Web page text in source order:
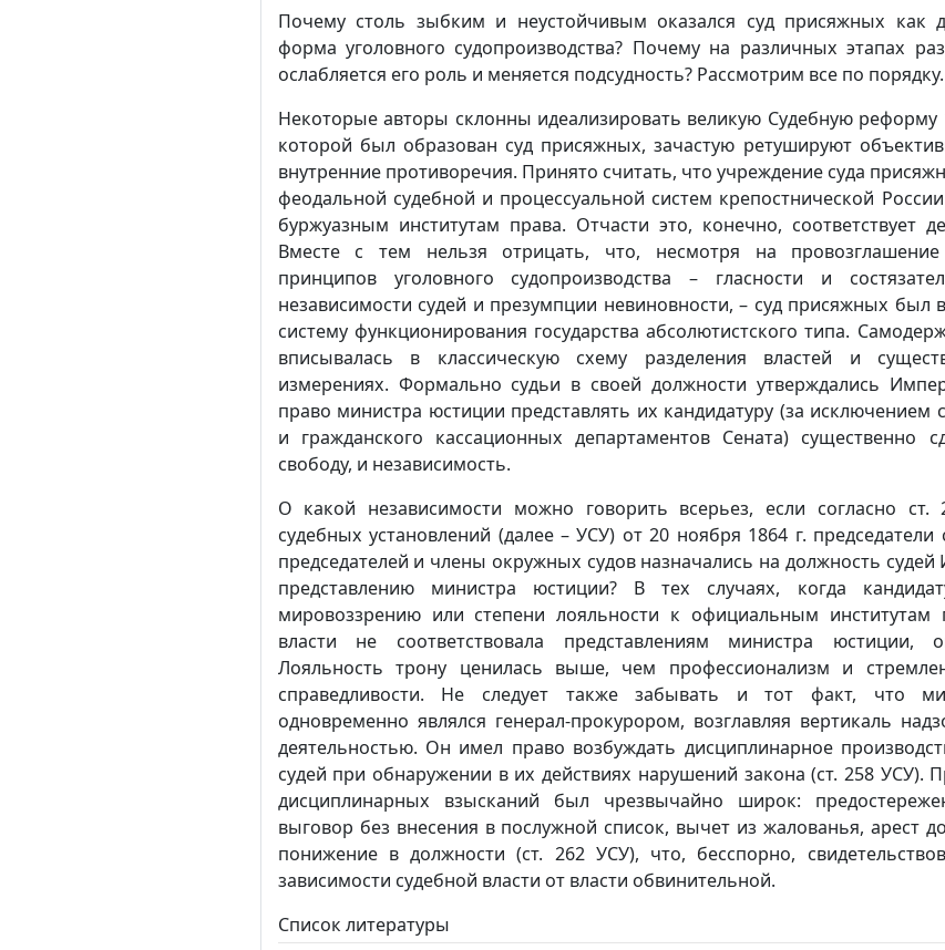
Почему столь зыбким и неустойчивым оказался суд присяжных как
форма уголовного судопроизводства? Почему на различных этапах
ослабляется его роль и меняется подсудность? Рассмотрим все по порядку.
Некоторые авторы склонны идеализировать великую Судебную реформу
которой был образован суд присяжных, зачастую ретушируют
внутренние противоречия. Принято считать, что учреждение суда
феодальной судебной и процессуальной систем крепостнической
буржуазным институтам права. Отчасти это, конечно, соответствует
Вместе с тем нельзя отрицать, что, несмотря на провозглашение
принципов уголовного судопроизводства – гласности и
независимости судей и презумпции невиновности, – суд присяжных был
систему функционирования государства абсолютистского типа.
вписывалась в классическую схему разделения властей и
измерениях. Формально судьи в своей должности утверждались
право министра юстиции представлять их кандидатуру (за исключением
и гражданского кассационных департаментов Сената) существенно
свободу, и независимость.
О какой независимости можно говорить всерьез, если согласно ст.
судебных установлений (далее – УСУ) от 20 ноября 1864 г.
председателей и члены окружных судов назначались на должность
представлению министра юстиции? В тех случаях, когда
мировоззрению или степени лояльности к официальным институтам
власти не соответствовала представлениям министра юстиции,
Лояльность трону ценилась выше, чем профессионализм и
справедливости. Не следует также забывать и тот факт, что
одновременно являлся генерал-прокурором, возглавляя вертикаль
деятельностью. Он имел право возбуждать дисциплинарное
судей при обнаружении в их действиях нарушений закона (ст. 258 УСУ).
дисциплинарных взысканий был чрезвычайно широк:
выговор без внесения в послужной список, вычет из жалованья, арест
понижение в должности (ст. 262 УСУ), что, бесспорно,
зависимости судебной власти от власти обвинительной.
Список литературы